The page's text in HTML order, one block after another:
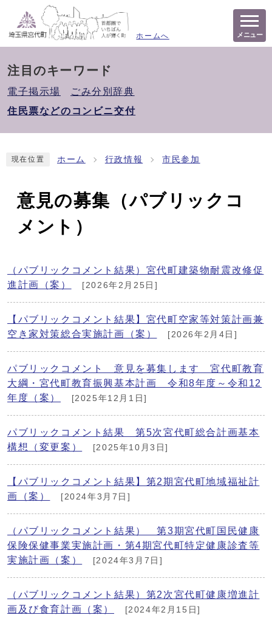
ホームへ メニュー
注目のキーワード
電子掲示場
ごみ分別辞典
住民票などのコンビニ交付
現在位置 ホーム 行政情報 市民参加
意見の募集（パブリックコ
メント）
（パブリックコメント結果）宮代町建築物耐震改修促
進計画（案）
[2026年2月25日]
【パブリックコメント結果】宮代町空家等対策計画兼
空き家対策総合実施計画（案）
[2026年2月4日]
パブリックコメント 意見を募集します 宮代町教育
大綱・宮代町教育振興基本計画 令和8年度～令和12
年度（案）
[2025年12月1日]
パブリックコメント結果 第5次宮代町総合計画基本
構想（変更案）
[2025年10月3日]
【パブリックコメント結果】第2期宮代町地域福祉計
画（案）
[2024年3月7日]
（パブリックコメント結果） 第3期宮代町国民健康
保険保健事業実施計画・第4期宮代町特定健康診査等
実施計画（案）
[2024年3月7日]
（パブリックコメント結果）第2次宮代町健康増進計
画及び食育計画（案）
[2024年2月15日]